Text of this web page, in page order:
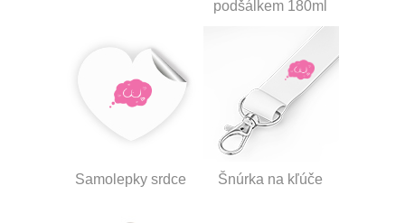
podšálkem 180ml
Samolepky srdce Šnúrka na kľúče